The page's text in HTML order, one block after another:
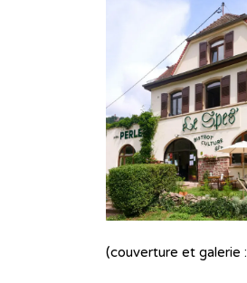
(couverture et galerie :